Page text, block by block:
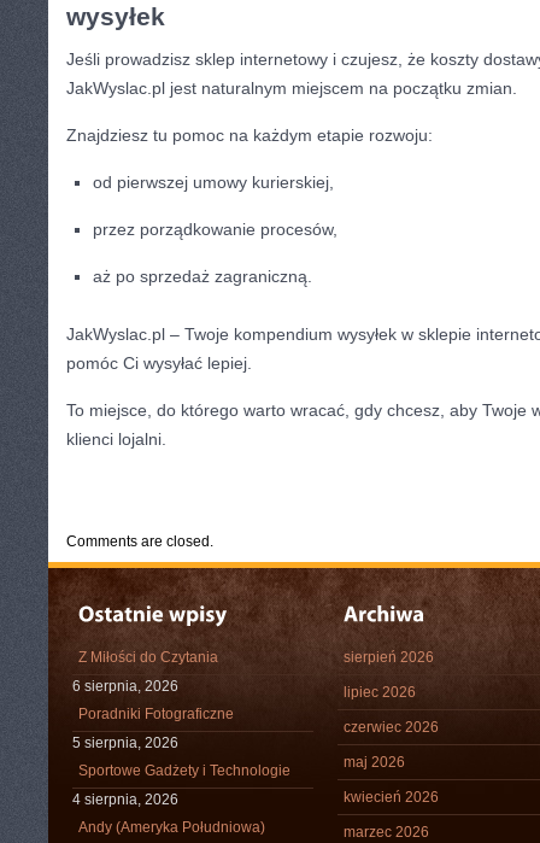
wysyłek
Jeśli prowadzisz sklep internetowy i czujesz, że koszty
JakWyslac.pl jest naturalnym miejscem na początku zmian.
Znajdziesz tu pomoc na każdym etapie rozwoju:
od pierwszej umowy kurierskiej,
przez porządkowanie procesów,
aż po sprzedaż zagraniczną.
JakWyslac.pl – Twoje kompendium wysyłek w sklepie
pomóc Ci wysyłać lepiej.
To miejsce, do którego warto wracać, gdy chcesz, aby Twoje
klienci lojalni.
Comments are closed.
Z Miłości do Czytania
6 sierpnia, 2026
Poradniki Fotograficzne
5 sierpnia, 2026
Sportowe Gadżety i Technologie
4 sierpnia, 2026
Andy (Ameryka Południowa)
sierpień 2026
lipiec 2026
czerwiec 2026
maj 2026
kwiecień 2026
marzec 2026